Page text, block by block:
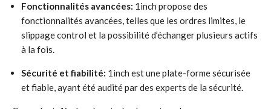
Fonctionnalités avancées: 1inch propose des
fonctionnalités avancées, telles que les ordres limites, le
slippage control et la possibilité d’échanger plusieurs actifs
à la fois.
Sécurité et fiabilité: 1inch est une plate-forme sécurisée
et fiable, ayant été audité par des experts de la sécurité.